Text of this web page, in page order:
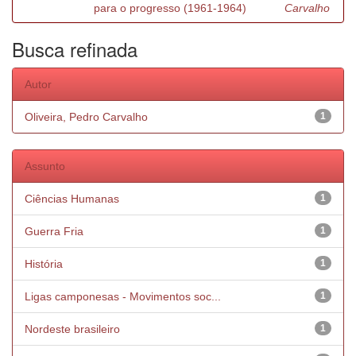
para o progresso (1961-1964) Carvalho
Busca refinada
Autor
1
Oliveira, Pedro Carvalho
Assunto
1
Ciências Humanas
1
Guerra Fria
1
História
1
Ligas camponesas - Movimentos soc...
1
Nordeste brasileiro